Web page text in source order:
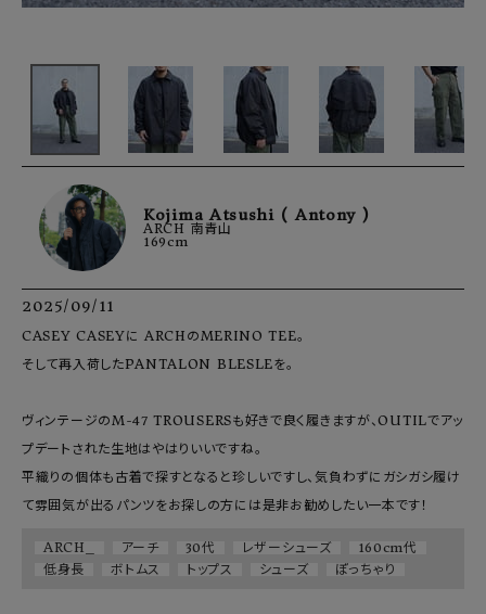
Kojima Atsushi ( Antony )
ARCH 南青山
169cm
2025/09/11
CASEY CASEYに ARCHのMERINO TEE。
そして再入荷したPANTALON BLESLEを。
ヴィンテージのM-47 TROUSERSも好きで良く履きますが、OUTILでアッ
プデートされた生地はやはりいいですね。
平織りの個体も古着で探すとなると珍しいですし、気負わずにガシガシ履け
て雰囲気が出るパンツをお探しの方には是非お勧めしたい一本です！
ARCH_ アーチ 30代 レザーシューズ
160cm代
低身長
ボトムス トップス シューズ ぽっちゃり